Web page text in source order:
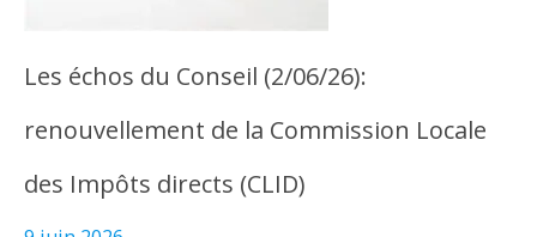
Les échos du Conseil (2/06/26):
renouvellement de la Commission Locale
des Impôts directs (CLID)